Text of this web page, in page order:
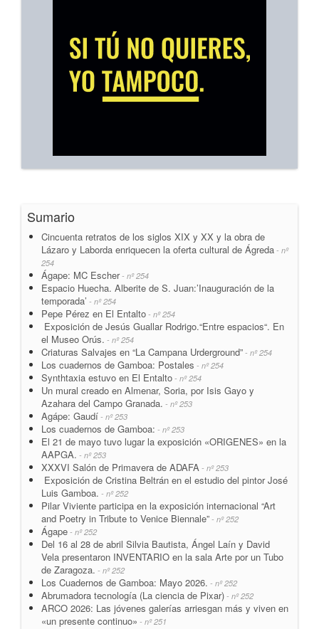
Sumario
Cincuenta retratos de los siglos XIX y XX y la obra de
Lázaro y Laborda enriquecen la oferta cultural de Ágreda - nº
254
Ágape: MC Escher- nº 254
Espacio Huecha. Alberite de S. Juan:’Inauguración de la
temporada’ - nº 254
Pepe Pérez en El Entalto - nº 254
Exposición de Jesús Guallar Rodrigo.“Entre espacios“. En
el Museo Orús. - nº 254
Criaturas Salvajes en “La Campana Urderground” - nº 254
Los cuadernos de Gamboa: Postales - nº 254
Synthtaxia estuvo en El Entalto - nº 254
Un mural creado en Almenar, Soria, por Isis Gayo y
Azahara del Campo Granada. - nº 253
Agápe: Gaudí - nº 253
Los cuadernos de Gamboa: - nº 253
El 21 de mayo tuvo lugar la exposición «ORIGENES» en la
AAPGA. - nº 253
XXXVI Salón de Primavera de ADAFA - nº 253
Exposición de Cristina Beltrán en el estudio del pintor José
Luis Gamboa. - nº 252
Pilar Viviente participa en la exposición internacional “Art
and Poetry in Tribute to Venice Biennale” - nº 252
Ágape - nº 252
Del 16 al 28 de abril Silvia Bautista, Ángel Laín y David
Vela presentaron INVENTARIO en la sala Arte por un Tubo
de Zaragoza. - nº 252
Los Cuadernos de Gamboa: Mayo 2026. - nº 252
Abrumadora tecnología (La ciencia de Pixar) - nº 252
ARCO 2026: Las jóvenes galerías arriesgan más y viven en
«un presente continuo» - nº 251